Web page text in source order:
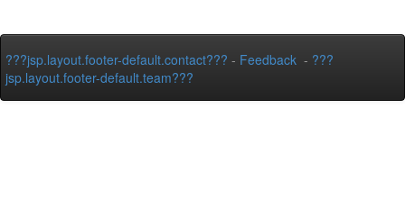
???jsp.layout.footer-default.contact??? - Feedback - ???
jsp.layout.footer-default.team???